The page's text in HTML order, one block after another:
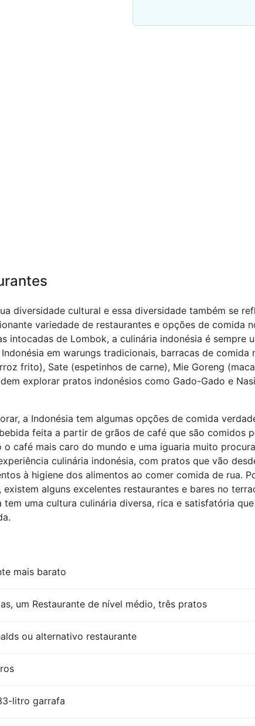
diversidade cultural e essa diversidade também se
variedade de restaurantes e opções de comida
intocadas de Lombok, a culinária indonésia é sempre
em warungs tradicionais, barracas de comida
frito), Sate (espetinhos de carne), Mie Goreng
explorar pratos indonésios como Gado-Gado e
a Indonésia tem algumas opções de comida
feita a partir de grãos de café que são comidos
café mais caro do mundo e uma iguaria muito
culinária indonésia, com pratos que vão
à higiene dos alimentos ao comer comida de rua.
alguns excelentes restaurantes e bares no
tem uma cultura culinária diversa, rica e satisfatória
mais barato
um Restaurante de nível médio, três pratos
ou alternativo restaurante
litro garrafa